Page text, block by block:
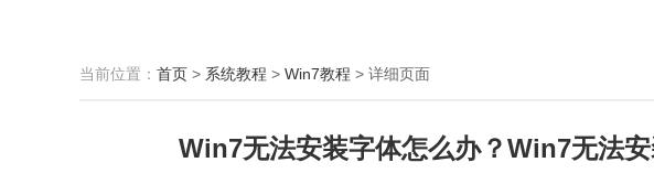
当前位置： 首页 > 系统教程 > Win7教程 > 详细页面
Win7无法安装字体怎么办？Win7无法